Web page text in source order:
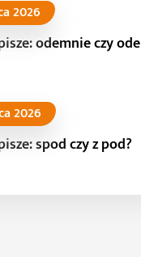
odemnie czy ode
2026
spod czy z pod?
2026